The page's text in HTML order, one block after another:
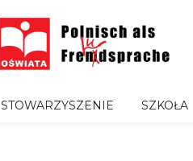
STOWARZYSZENIE SZKOŁA